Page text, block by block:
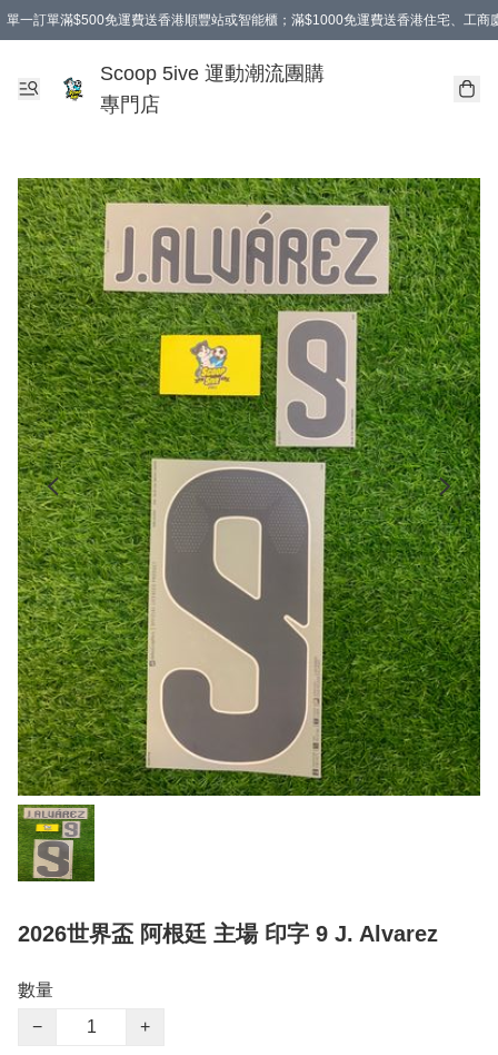
單一訂單滿$500免運費送香港順豐站或智能櫃；滿$1000免運費送香港住宅、工商
Scoop 5ive 運動潮流團購
專門店
2026世界盃 阿根廷 主場 印字 9 J. Alvarez
數量
−
+